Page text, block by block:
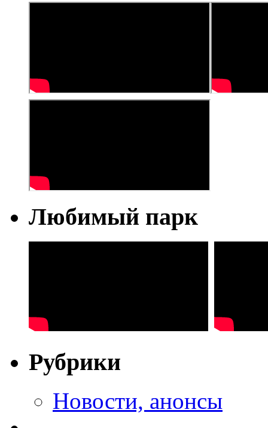
Любимый парк
Рубрики
Новости, анонсы